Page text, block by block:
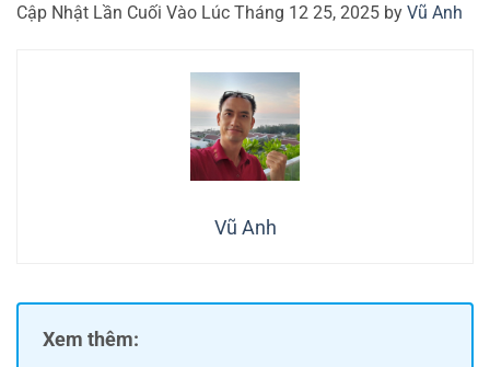
Cập Nhật Lần Cuối Vào Lúc Tháng 12 25, 2025 by Vũ Anh
Vũ Anh
Xem thêm: